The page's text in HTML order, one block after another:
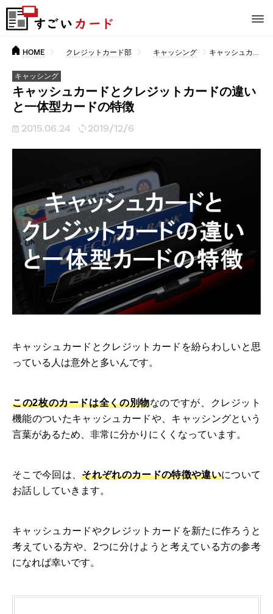
HOME クレジットカード部 キャッシング キャッシュカードとクレジットカードの違いと一体型カードの特徴
キャッシング
キャッシュカードとクレジットカードの違い
と一体型カードの特徴
2015.06.24 2019/12/6
キャッシュカードとクレジットカードを紛らわしいと思
っている人は意外と多いんです。
この2枚のカードは全くの別物なのですが、クレジット
機能のついたキャッシュカードや、キャッシングという
言葉があるため、非常に分かりにくくなっています。
そこで今回は、それぞれのカードの特徴や違いについて
お話ししていきます。
キャッシュカードやクレジットカードを新たに作ろうと
考えている方や、2つに分けようと考えている方の参考
になれば幸いです。